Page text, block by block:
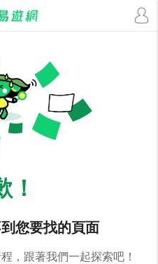
！
您要找的頁面
，跟著我們一起探索吧！